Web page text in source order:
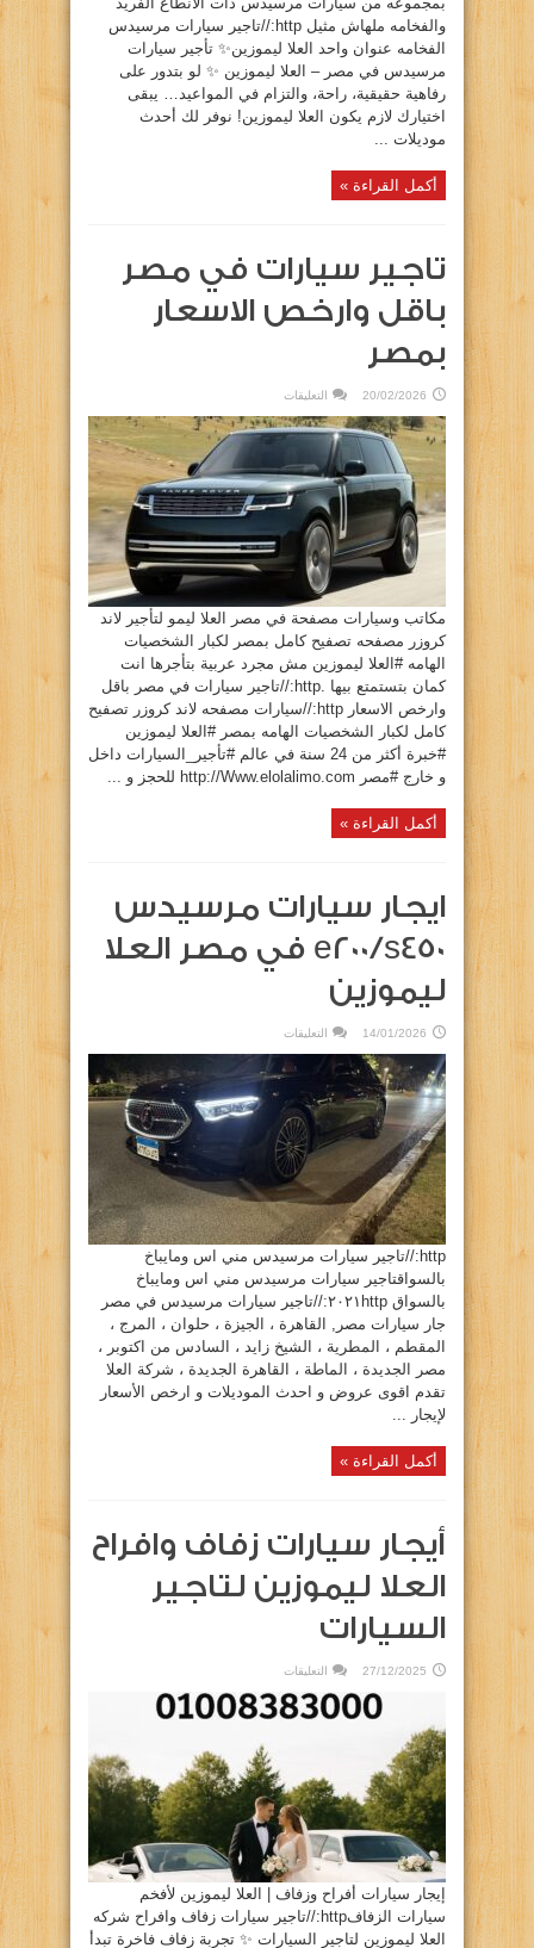
والفخامه ملهاش مثيل http://تاجير سيارات مرسيدس
الفخامه عنوان واحد العلا ليموزين✨ تأجير سيارات
مرسيدس في مصر – العلا ليموزين ✨ لو بتدور على
رفاهية حقيقية، راحة، والتزام في المواعيد… يبقى
اختيارك لازم يكون العلا ليموزين! نوفر لك أحدث
موديلات ...
أكمل القراءة »
تاجير سيارات في مصر
باقل وارخص الاسعار
بمصر
20/02/2026 التعليقات
سيارات
في
وارخص
الاسعار
بمصر
مغلقة
مكاتب وسيارات مصفحة في مصر العلا ليمو لتأجير لاند
كروزر مصفحه تصفيح كامل بمصر لكبار الشخصيات
الهامه #العلا ليموزين مش مجرد عربية بتأجرها انت
كمان بتستمتع بيها .http://تاجير سيارات في مصر باقل
وارخص الاسعار http://سيارات مصفحه لاند كروزر تصفيح
كامل لكبار الشخصيات الهامه بمصر #العلا ليموزين
#خبرة أكثر من 24 سنة في عالم #تأجير_السيارات داخل
و خارج #مصر http://Www.elolalimo.com للحجز و ...
أكمل القراءة »
ايجار سيارات مرسيدس
e200/s450 في مصر العلا
ليموزين
14/01/2026 التعليقات
سيارات
مرسيدس
e200/s450
في
مصر
العلا
ليموزين
مغلقة
http://تاجير سيارات مرسيدس مني اس ومايباخ
بالسواقتاجير سيارات مرسيدس مني اس ومايباخ
بالسواق ٢٠٢١http://تاجير سيارات مرسيدس في مصر
جار سيارات مصر, القاهرة ، الجيزة ، حلوان ، المرج ،
المقطم ، المطرية ، الشيخ زايد ، السادس من اكتوبر ،
مصر الجديدة ، الماطة ، القاهرة الجديدة ، شركة العلا
تقدم اقوى عروض و احدث الموديلات و ارخص الأسعار
لإيجار ...
أكمل القراءة »
أيجار سيارات زفاف وافراح
العلا ليموزين لتاجير
السيارات
27/12/2025 التعليقات
سيارات
زفاف
وافراح
ليموزين
لتاجير
السيارات
مغلقة
إيجار سيارات أفراح وزفاف | العلا ليموزين لأفخم
سيارات الزفافhttp://تاجير سيارات زفاف وافراح شركه
العلا ليموزين لتاجير السيارات ✨ تجربة زفاف فاخرة تبدأ